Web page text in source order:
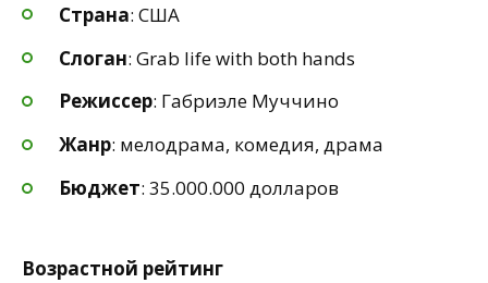
Страна: США
Слоган: Grab life with both hands
Режиссер: Габриэле Муччино
Жанр: мелодрама, комедия, драма
Бюджет: 35.000.000 долларов
Возрастной рейтинг